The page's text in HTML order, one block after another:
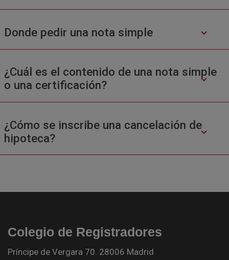
Donde pedir una nota simple
¿Cuál es el contenido de una nota simple
o una certificación?
¿Cómo se inscribe una cancelación de
hipoteca?
Colegio de Registradores
Príncipe de Vergara 70. 28006 Madrid